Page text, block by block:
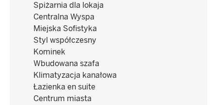
Spiżarnia dla lokaja
Centralna Wyspa
Miejska Sofistyka
Styl współczesny
Kominek
Wbudowana szafa
Klimatyzacja kanałowa
Łazienka en suite
Centrum miasta